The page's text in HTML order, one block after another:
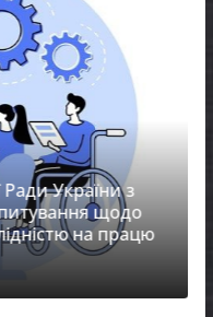
України з
щодо
на працю